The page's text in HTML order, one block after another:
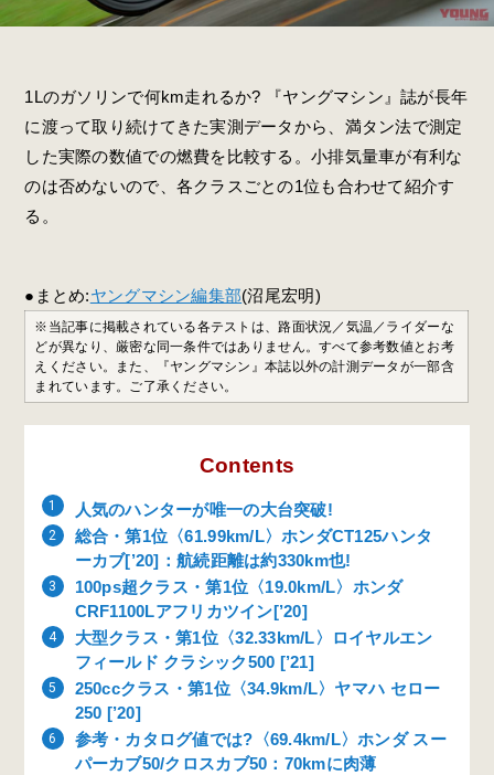
1Lのガソリンで何km走れるか? 『ヤングマシン』誌が長年
に渡って取り続けてきた実測データから、満タン法で測定
した実際の数値での燃費を比較する。小排気量車が有利な
のは否めないので、各クラスごとの1位も合わせて紹介す
る。
●まとめ:ヤングマシン編集部(沼尾宏明)
※当記事に掲載されている各テストは、路面状況／気温／ライダーな
どが異なり、厳密な同一条件ではありません。すべて参考数値とお考
えください。また、『ヤングマシン』本誌以外の計測データが一部含
まれています。ご了承ください。
Contents
人気のハンターが唯一の大台突破!
総合・第1位〈61.99km/L〉ホンダCT125ハンタ
ーカブ[’20]：航続距離は約330km也!
100ps超クラス・第1位〈19.0km/L〉ホンダ
CRF1100Lアフリカツイン[’20]
大型クラス・第1位〈32.33km/L〉ロイヤルエン
フィールド クラシック500 [’21]
250ccクラス・第1位〈34.9km/L〉ヤマハ セロー
250 [’20]
参考・カタログ値では?〈69.4km/L〉ホンダ スー
パーカブ50/クロスカブ50：70kmに肉薄